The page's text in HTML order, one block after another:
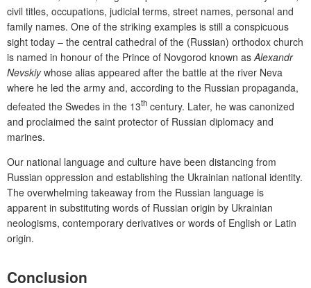
civil titles, occupations, judicial terms, street names, personal and
family names. One of the striking examples is still a conspicuous
sight today – the central cathedral of the (Russian) orthodox church
is named in honour of the Prince of Novgorod known as Alexandr
Nevskiywhose alias appeared after the battle at the river Neva
where he led the army and, according to the Russian propaganda,
defeated the Swedes in the 13th century. Later, he was canonized
and proclaimed the saint protector of Russian diplomacy and
marines.
Our national language and culture have been distancing from
Russian oppression and establishing the Ukrainian national identity.
The overwhelming takeaway from the Russian language is
apparent in substituting words of Russian origin by Ukrainian
neologisms, contemporary derivatives or words of English or Latin
origin.
Conclusion